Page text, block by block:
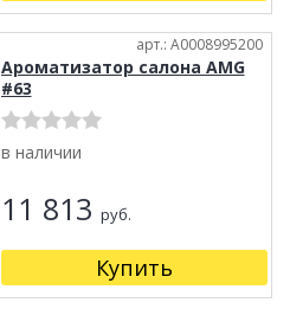
арт.: A0008995200
Ароматизатор салона AMG
#63
в наличии
11 813 руб.
Купить